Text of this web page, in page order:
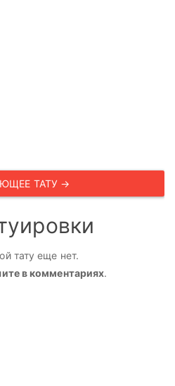
ТАТУ →
тату еще нет.
в комментариях.